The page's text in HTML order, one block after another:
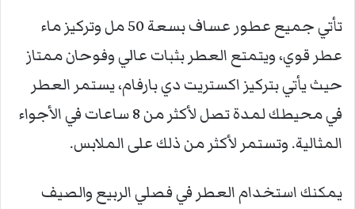
تأتي جميع عطور عساف بسعة 50 مل وتركيز ماء
عطر قوي، ويتمتع العطر بثبات عالي وفوحان ممتاز
حيث يأتي بتركيز اكستريت دي بارفام، يستمر العطر
في محيطك لمدة تصل لأكثر من 8 ساعات في الأجواء
المثالية. وتستمر لأكثر من ذلك على الملابس.
يمكنك استخدام العطر في فصلي الربيع والصيف